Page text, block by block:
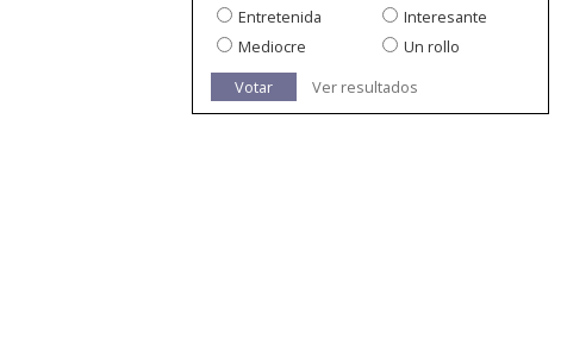
Entretenida
Interesante
Mediocre
Un rollo
Votar
Ver resultados